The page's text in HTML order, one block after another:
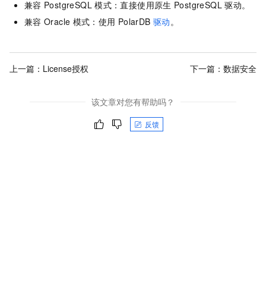
兼容 PostgreSQL 模式：直接使用原生 PostgreSQL 驱动。
兼容 Oracle 模式：使用 PolarDB 驱动。
上一篇： License授权 下一篇： 数据安全
该文章对您有帮助吗？
反馈